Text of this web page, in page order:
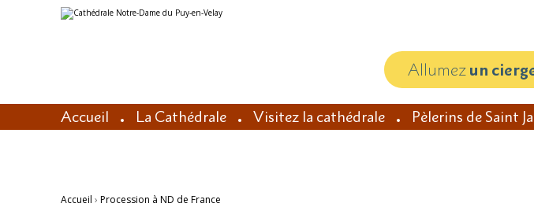
Aller
au
Outils
personnels
Allumezun
Accueil La Cathédrale Visitez la cathédrale Pèlerins de Saint
Accueil › Procession à ND de France